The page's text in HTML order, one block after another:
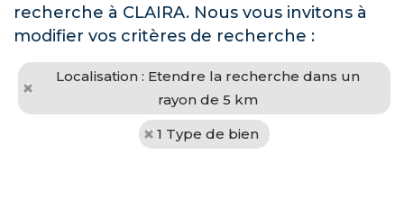
recherche à CLAIRA. Nous vous invitons à
modifier vos critères de recherche :
Localisation : Etendre la recherche dans un
rayon de 5 km
1 Type de bien